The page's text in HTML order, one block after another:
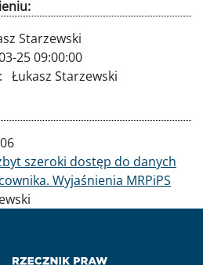
Starzewski
25 09:00:00
Łukasz Starzewski
szeroki dostęp do danych
Wyjaśnienia MRPiPS